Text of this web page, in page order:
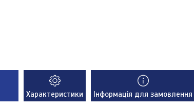
Характеристики Інформація для замовлення